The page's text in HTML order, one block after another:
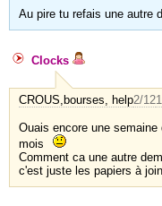
Au pire tu refais une autre
Clocks
CROUS,bourses, help2/12
Ouais encore une
mois
Comment ca une autre
c'est juste les papiers à